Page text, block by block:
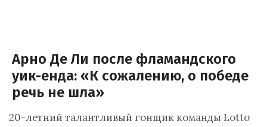
Арно Де Ли после фламандского
уик-енда: «К сожалению, о победе
речь не шла»
20-летний талантливый гонщик команды Lotto